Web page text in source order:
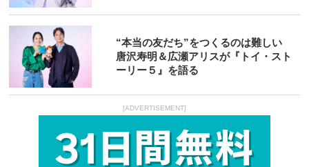
“本当の友だち”をつくるのは難しい
唐沢寿明＆広瀬アリスが『トイ・スト
ーリー５』を語る
[ADVERTISEMENT]